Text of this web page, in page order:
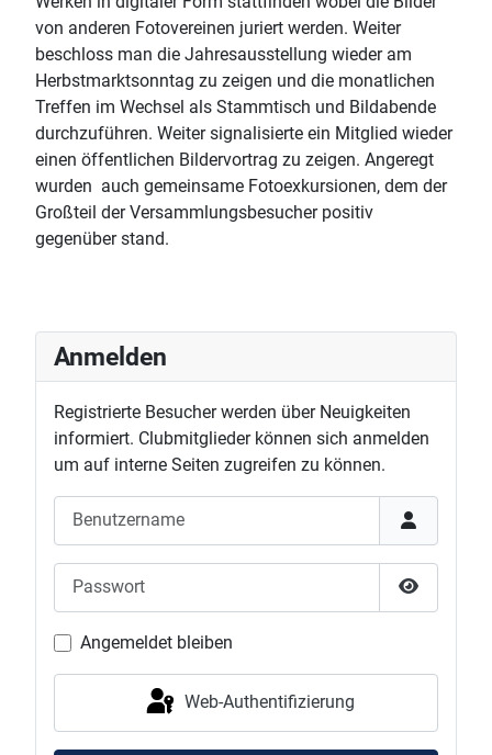
Anmelden
Registrierte Besucher werden über Neuigkeiten
informiert. Clubmitglieder können sich anmelden
um auf interne Seiten zugreifen zu können.
Passwort
Angemeldet bleiben
Web-Authentifizierung
von anderen Fotovereinen juriert werden. Weiter
beschloss man die Jahresausstellung wieder am
Herbstmarktsonntag zu zeigen und die monatlichen
Treffen im Wechsel als Stammtisch und Bildabende
durchzuführen. Weiter signalisierte ein Mitglied wieder
einen öffentlichen Bildervortrag zu zeigen. Angeregt
wurden auch gemeinsame Fotoexkursionen, dem der
Großteil der Versammlungsbesucher positiv
gegenüber stand.